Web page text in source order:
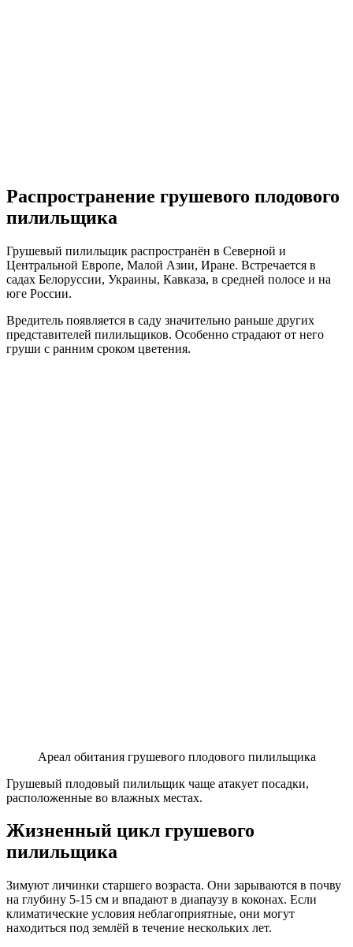
Распространение грушевого плодового
пилильщика
Грушевый пилильщик распространён в Северной и
Центральной Европе, Малой Азии, Иране. Встречается в
садах Белоруссии, Украины, Кавказа, в средней полосе и на
юге России.
Вредитель появляется в саду значительно раньше других
представителей пилильщиков. Особенно страдают от него
груши с ранним сроком цветения.
Ареал обитания грушевого плодового пилильщика
Грушевый плодовый пилильщик чаще атакует посадки,
расположенные во влажных местах.
Жизненный цикл грушевого
пилильщика
Зимуют личинки старшего возраста. Они зарываются в почву
на глубину 5-15 см и впадают в диапаузу в коконах. Если
климатические условия неблагоприятные, они могут
находиться под землёй в течение нескольких лет.